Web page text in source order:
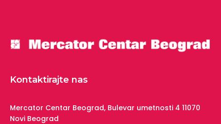
Kontaktirajte nas
Mercator Centar Beograd, Bulevar umetnosti 4 11070
Novi Beograd